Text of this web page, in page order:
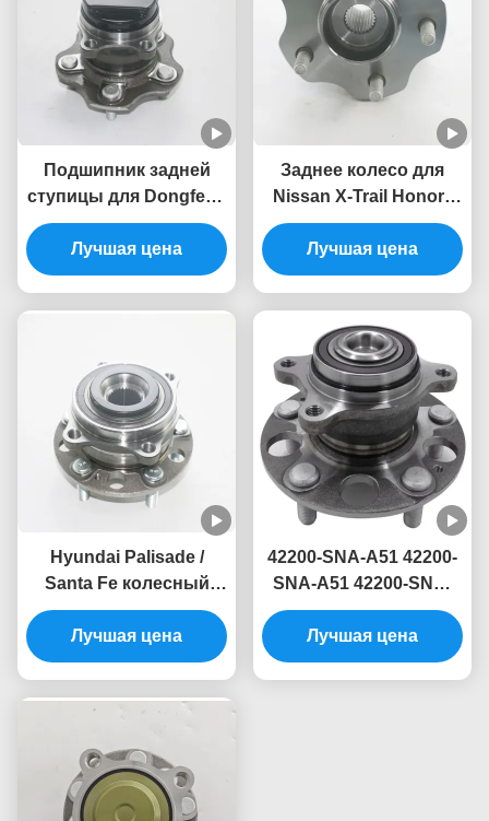
Подшипник задней
ступицы для Dongfeng
Nissan Qashqai 43202-
JE20A/43202-
JE21A/43202-
Лучшая цена
Заднее колесо для
Nissan X-Trail Honor /
Renault Koleos 43202-
4BA0B / 43202-JE60A /
43202-JG21A
Лучшая цена
Hyundai Palisade /
Santa Fe колесный
узел модели 51750-
S1000
Лучшая цена
42200-SNA-A51 42200-
SNA-A51 42200-SNC-
951 Подшипник
переднего колеса для
Honda Civic FD 4D
Лучшая цена